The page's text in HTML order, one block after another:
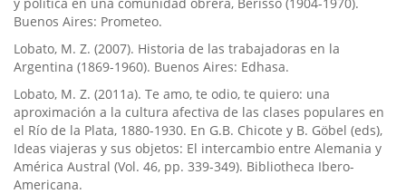
Buenos Aires: Prometeo.
Lobato, M. Z. (2007). Historia de las trabajadoras en la
Argentina (1869-1960). Buenos Aires: Edhasa.
Lobato, M. Z. (2011a). Te amo, te odio, te quiero: una
aproximación a la cultura afectiva de las clases populares en
el Rí­o de la Plata, 1880-1930. En G.B. Chicote y B. Göbel (eds),
Ideas viajeras y sus objetos: El intercambio entre Alemania y
América Austral (Vol. 46, pp. 339-349). Bibliotheca Ibero-
Americana.